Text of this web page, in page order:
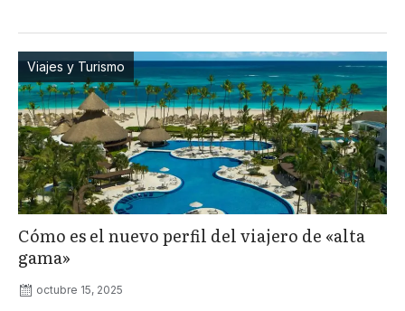
Viajes y Turismo
Cómo es el nuevo perfil del viajero de «alta
gama»
octubre 15, 2025